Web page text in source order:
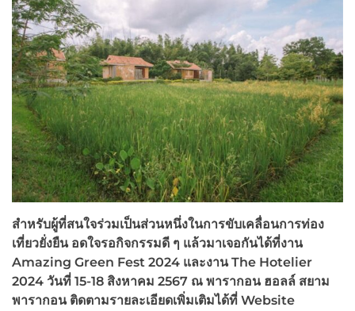
สำหรับผู้ที่สนใจร่วมเป็นส่วนหนึ่งในการขับเคลื่อนการท่อง
เที่ยวยั่งยืน อดใจรอกิจกรรมดี ๆ แล้วมาเจอกันได้ที่งาน
Amazing Green Fest 2024 และงานThe Hotelier
2024 วันที่ 15-18 สิงหาคม 2567 ณ พารากอน ฮอลล์ สยาม
พารากอน ติดตามรายละเอียดเพิ่มเติมได้ที่ Website